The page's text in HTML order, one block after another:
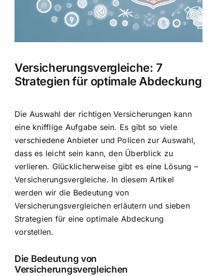
Hausratversicherung
Weitere Tarifvergleiche
Versicherungsvergleiche: 7
Strategien für optimale Abdeckung
Die Auswahl der richtigen Versicherungen kann
eine knifflige Aufgabe sein. Es gibt so viele
verschiedene Anbieter und Policen zur Auswahl,
dass es leicht sein kann, den Überblick zu
verlieren. Glücklicherweise gibt es eine Lösung –
Versicherungsvergleiche. In diesem Artikel
werden wir die Bedeutung von
Versicherungsvergleichen erläutern und sieben
Strategien für eine optimale Abdeckung
vorstellen.
Die Bedeutung von
Versicherungsvergleichen